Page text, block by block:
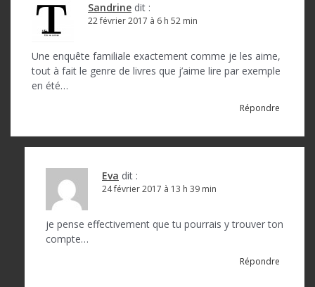
Sandrine dit :
22 février 2017 à 6 h 52 min
Une enquête familiale exactement comme je les aime,
tout à fait le genre de livres que j’aime lire par exemple
en été…
Répondre
Eva dit :
24 février 2017 à 13 h 39 min
je pense effectivement que tu pourrais y trouver ton
compte…
Répondre